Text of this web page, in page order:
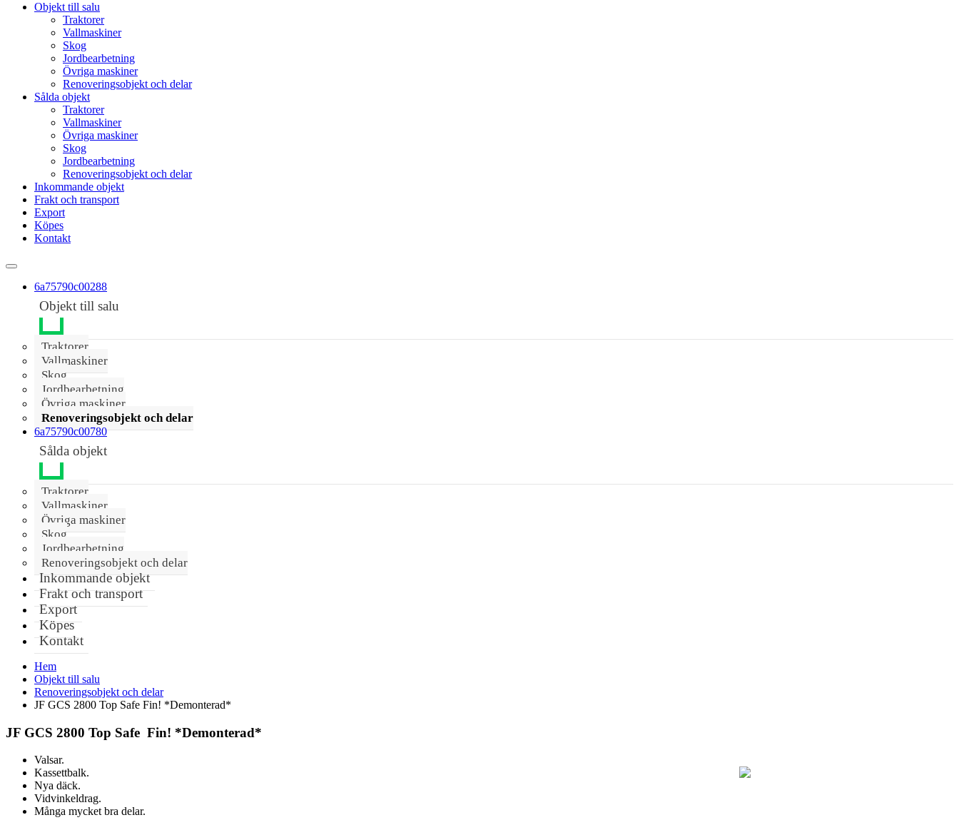
Objekt till salu
Traktorer
Vallmaskiner
Skog
Jordbearbetning
Övriga maskiner
Renoveringsobjekt och delar
Sålda objekt
Traktorer
Vallmaskiner
Övriga maskiner
Skog
Jordbearbetning
Renoveringsobjekt och delar
Inkommande objekt
Frakt och transport
Export
Köpes
Kontakt
6a75790c00288
Objekt till salu
Traktorer
Vallmaskiner
Skog
Jordbearbetning
Övriga maskiner
Renoveringsobjekt och delar
6a75790c00780
Sålda objekt
Traktorer
Vallmaskiner
Övriga maskiner
Skog
Jordbearbetning
Renoveringsobjekt och delar
Inkommande objekt
Frakt och transport
Export
Köpes
Kontakt
Hem
Objekt till salu
Renoveringsobjekt och delar
JF GCS 2800 Top Safe Fin! *Demonterad*
JF GCS 2800 Top Safe Fin! *Demonterad*
Valsar.
Kassettbalk.
Nya däck.
Vidvinkeldrag.
Många mycket bra delar.